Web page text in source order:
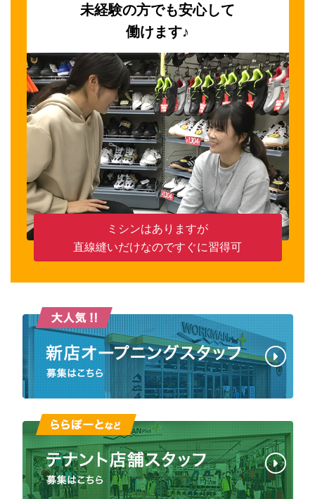
未経験の方でも安心して
働けます♪
ミシンはありますが
直線縫いだけなのですぐに習得可